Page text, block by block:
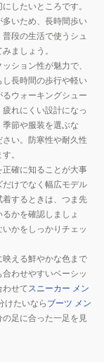
したいところです。
いため、長時間歩い
段の生活で使うシュ
ましょう。
ション性が魅力で、
長時間の歩行や軽い
ウォーキングシュー
れにくい設計になっ
節や服装を選ぶな
い。防寒性や耐久性
。
確に知ることが大事
けでなく幅広モデル
するときは、つま先
かを確認しましょ
かをしっかりチェッ
える鮮やかな色まで
わせやすいベーシッ
わせてスニーカー メン
けたいなら ブーツ メン
足に合った一足を見